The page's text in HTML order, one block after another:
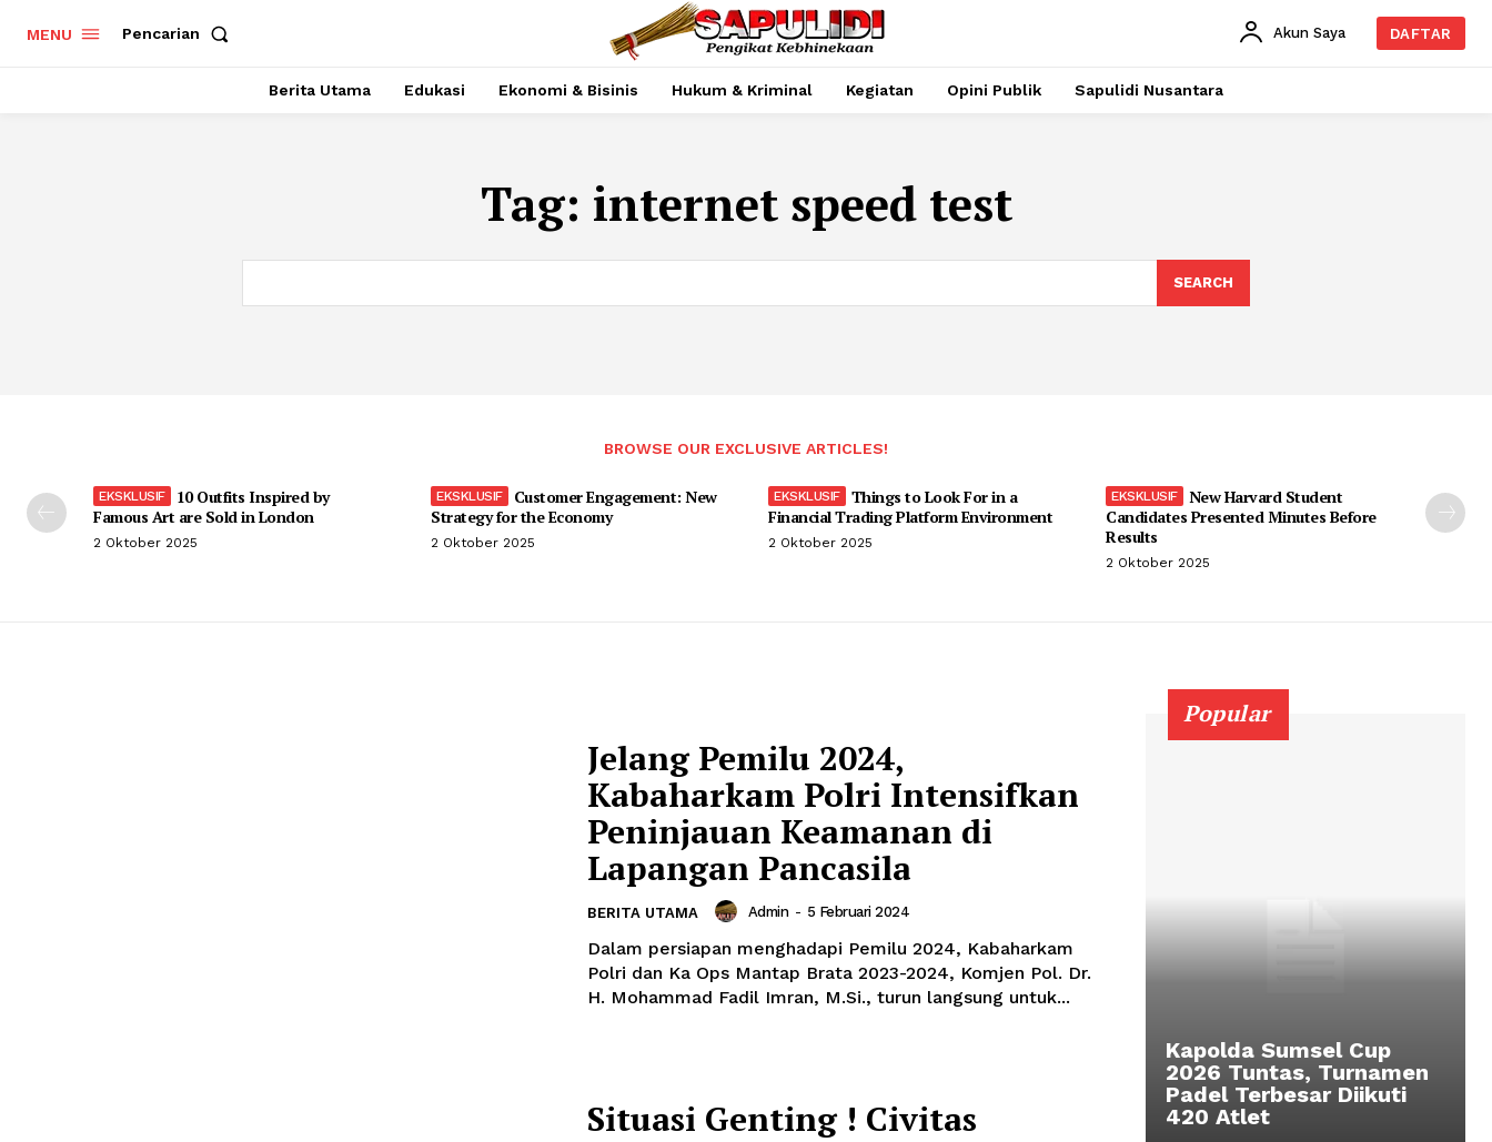
MENU Pencarian Akun Saya DAFTAR
Berita Utama Edukasi Ekonomi & Bisinis Hukum & Kriminal Kegiatan Opini Publik Sapulidi Nusantara
Tag: internet speed test
SEARCH
BROWSE OUR EXCLUSIVE ARTICLES!
10 Outfits Inspired by
Famous Art are Sold in London
2 Oktober 2025
Customer Engagement: New
Strategy for the Economy
2 Oktober 2025
Things to Look For in a
Financial Trading Platform Environment
2 Oktober 2025
New Harvard Student
Candidates Presented Minutes Before
Results
2 Oktober 2025
Jelang Pemilu 2024,
Kabaharkam Polri Intensifkan
Peninjauan Keamanan di
Lapangan Pancasila
BERITA UTAMA Admin - 5 Februari 2024
Dalam persiapan menghadapi Pemilu 2024, Kabaharkam
Polri dan Ka Ops Mantap Brata 2023-2024, Komjen Pol. Dr.
H. Mohammad Fadil Imran, M.Si., turun langsung untuk...
Situasi Genting ! Civitas
Popular
Kapolda Sumsel Cup
2026 Tuntas, Turnamen
Padel Terbesar Diikuti
420 Atlet